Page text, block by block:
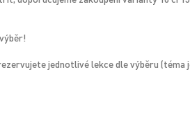
jednotlivé lekce dle výběru (téma